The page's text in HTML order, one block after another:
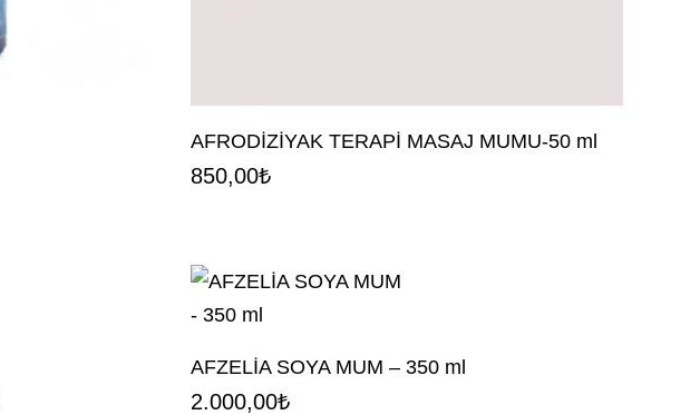
AFRODİZİYAK TERAPİ MASAJ MUMU-50 ml
850,00₺
AFZELİA SOYA MUM – 350 ml
2.000,00₺